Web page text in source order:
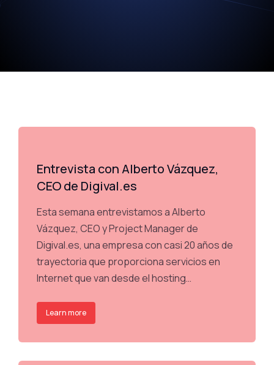
Entrevista con Alberto Vázquez,
CEO de Digival.es
Esta semana entrevistamos a Alberto
Vázquez, CEO y Project Manager de
Digival.es, una empresa con casi 20 años de
trayectoria que proporciona servicios en
Internet que van desde el hosting…
Learn more